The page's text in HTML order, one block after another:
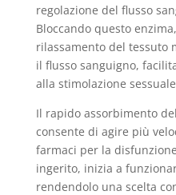
regolazione del flusso
Bloccando questo
rilassamento del tessuto
il flusso sanguigno,
alla stimolazione
Il rapido assorbimento
consente di agire più
farmaci per la
ingerito, inizia a
rendendolo una scelta